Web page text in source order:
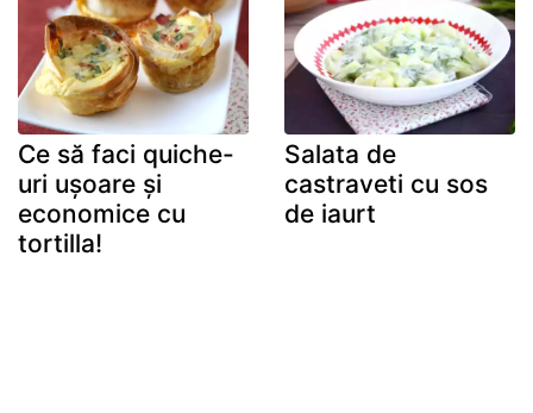
Ce să faci quiche-
uri ușoare și
economice cu
tortilla!
Salata de
castraveti cu sos
de iaurt